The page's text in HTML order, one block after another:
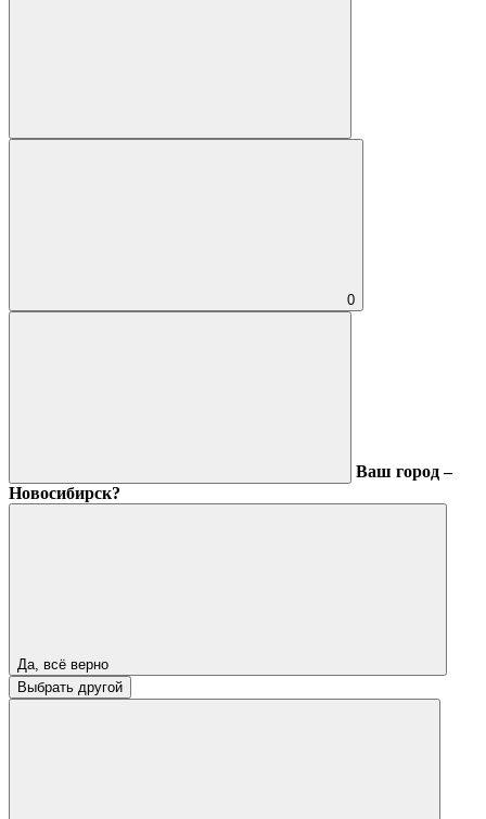
0
Ваш город –
Новосибирск?
Да, всё верно
Выбрать другой